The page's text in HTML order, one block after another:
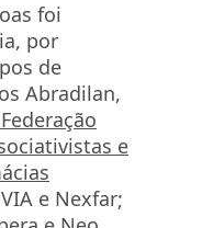
foi
por
de
Abradilan,
e
e Nexfar;